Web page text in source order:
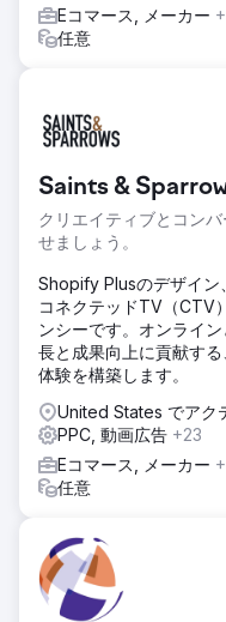
Eコマース, メーカー
任意
Saints &
クリエイティブとコン
せましょう。
Shopify Plusのデザイン
コネクテッドTV（CTV
ンシーです。オンライ
長と成果向上に貢献す
体験を構築します。
United States でアク
PPC, 動画広告 +23
Eコマース, メーカー
任意